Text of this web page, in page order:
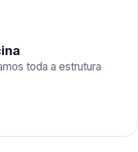
toda a estrutura